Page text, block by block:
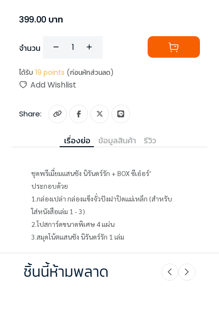
399.00 บาท
จำนวน
ได้รับ 19 points (ก่อนหักส่วนลด)
Add Wishlist
Share:
เรื่องย่อ ข้อมูลสินค้า รีวิว
ชุดพรีเมี่ยมแสนชัง นิรันดร์รัก + BOX ซีเอ๋อร์’
ประกอบด้วย
1.กล่องเปล่า กล่องแข็งจั่วปังฝาปิดแม่เหล็ก (สำหรับ
ใส่หนังสือเล่ม 1 - 3)
2.โปสการ์ดขนาดพิเศษ 4 แผ่น
3.สมุดโน้ตแสนชัง นิรันดร์รัก 1 เล่ม
ชิ้นนี้ห้ามพลาด